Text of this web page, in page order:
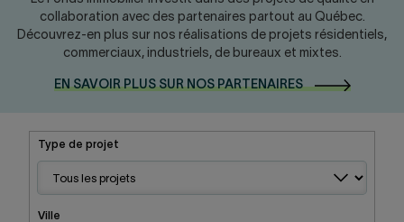
English
collaboration avec des partenaires partout au Québec.
Découvrez-en plus sur nos réalisations de projets résidentiels,
commerciaux, industriels, de bureaux et mixtes.
EN SAVOIR PLUS SUR NOSPARTENAIRES
Type de projet
Ville